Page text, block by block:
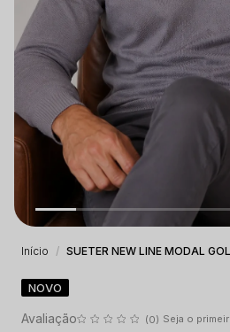
Início SUETER NEW LINE MODAL
NOVO
(0) Seja o